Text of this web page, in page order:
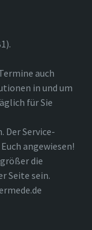
auch
in und um
für Sie
Service-
angewiesen!
die
Seite sein.